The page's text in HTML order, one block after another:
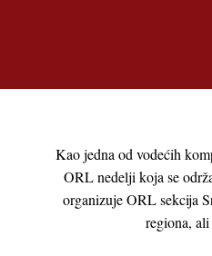
Kao jedna od vodećih
ORL nedelji koja se
organizuje ORL sekcija
regiona,